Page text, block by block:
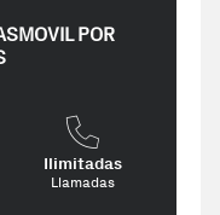
POR
Ilimitadas
Llamadas